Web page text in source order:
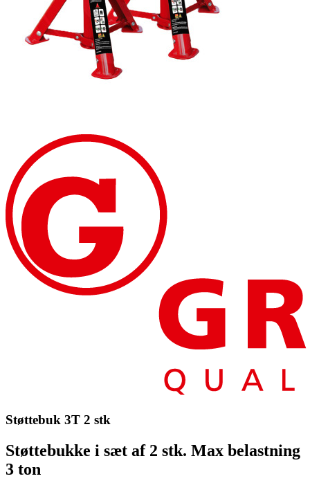
Støttebuk 3T 2 stk
Støttebukke i sæt af 2 stk. Max belastning
3 ton